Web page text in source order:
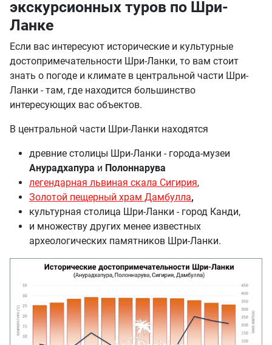
экскурсионных туров по Шри-
Ланке
Если вас интересуют исторические и культурные
достопримечательности Шри-Ланки, то вам стоит
знать о погоде и климате в центральной части Шри-
Ланки - там, где находится большинство
интересующих вас объектов.
В центральной части Шри-Ланки находятся
древние столицы Шри-Ланки - города-музеи
Анурадхапура и Полоннарува
легендарная львиная скала Сигирия,
Золотой пещерный храм Дамбулла,
культурная столица Шри-Ланки - город Канди,
и множеству других менее известных
археологических памятников Шри-Ланки.